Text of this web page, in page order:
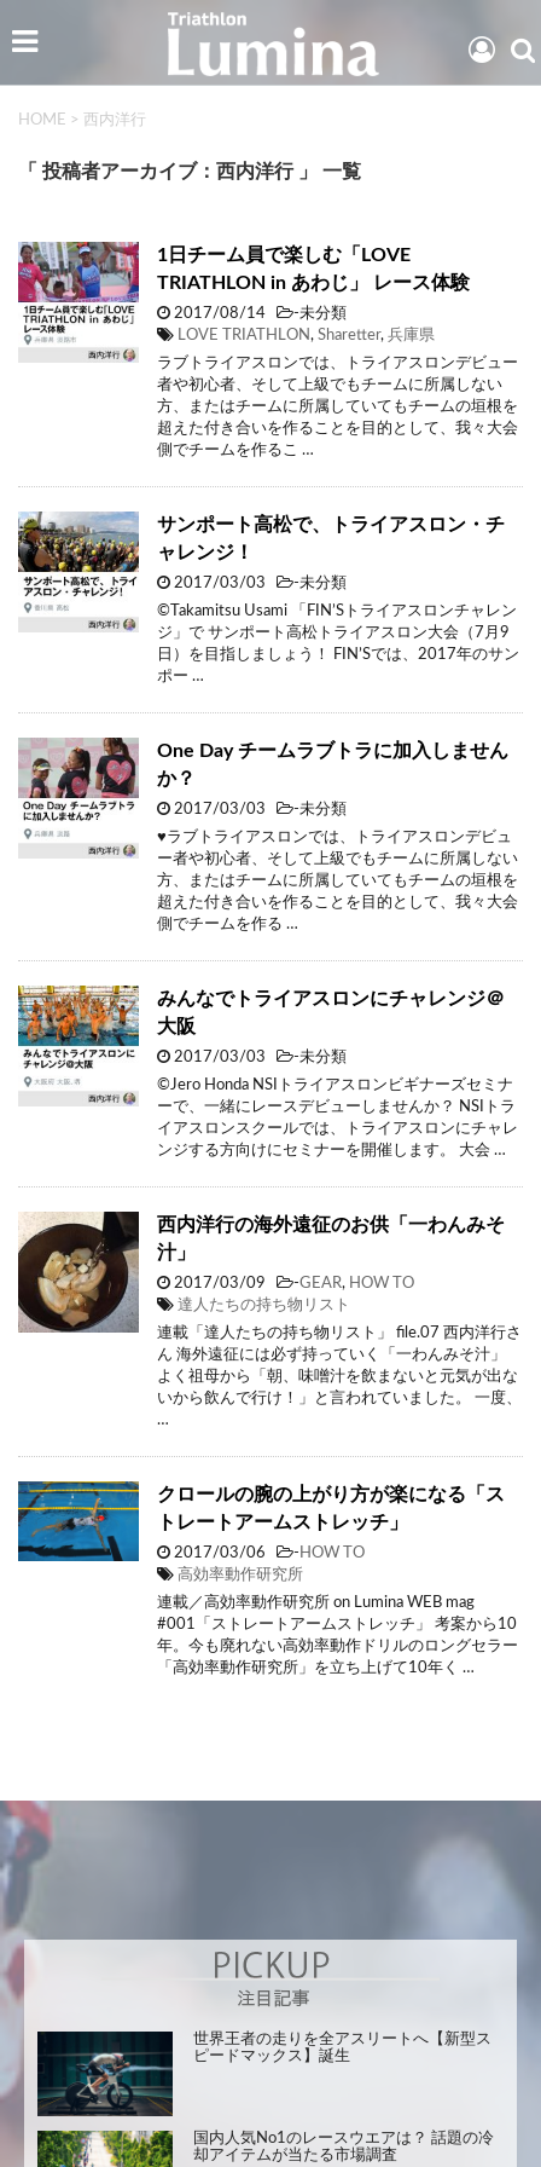
HOME > 西内洋行
「 投稿者アーカイブ：西内洋行 」 一覧
1日チーム員で楽しむ「LOVE
TRIATHLON in あわじ」 レース体験
2017/08/14
-未分類
LOVE TRIATHLON, Sharetter, 兵庫県
ラブトライアスロンでは、トライアスロンデビュー
者や初心者、そして上級でもチームに所属しない
方、またはチームに所属していてもチームの垣根を
超えた付き合いを作ることを目的として、我々大会
側でチームを作るこ …
サンポート高松で、トライアスロン・チ
ャレンジ！
2017/03/03
-未分類
©Takamitsu Usami 「FIN’Sトライアスロンチャレン
ジ」で サンポート高松トライアスロン大会（7月9
日）を目指しましょう！ FIN’Sでは、2017年のサン
ポー …
One Day チームラブトラに加入しません
か？
2017/03/03
-未分類
♥ラブトライアスロンでは、トライアスロンデビュ
ー者や初心者、そして上級でもチームに所属しない
方、またはチームに所属していてもチームの垣根を
超えた付き合いを作ることを目的として、我々大会
側でチームを作る …
みんなでトライアスロンにチャレンジ＠
大阪
2017/03/03
-未分類
©Jero Honda NSIトライアスロンビギナーズセミナ
ーで、一緒にレースデビューしませんか？ NSIトラ
イアスロンスクールでは、トライアスロンにチャレ
ンジする方向けにセミナーを開催します。 大会 …
西内洋行の海外遠征のお供「一わんみそ
汁」
2017/03/09 -GEAR, HOW TO
達人たちの持ち物リスト
連載「達人たちの持ち物リスト」 file.07 西内洋行さ
ん 海外遠征には必ず持っていく「一わんみそ汁」
よく祖母から「朝、味噌汁を飲まないと元気が出な
いから飲んで行け！」と言われていました。 一度、
…
クロールの腕の上がり方が楽になる「ス
トレートアームストレッチ」
2017/03/06 - HOW TO
高効率動作研究所
連載／高効率動作研究所 on Lumina WEB mag
#001「ストレートアームストレッチ」 考案から10
年。今も廃れない高効率動作ドリルのロングセラー
「高効率動作研究所」を立ち上げて10年く …
世界王者の走りを全アスリートへ【新型ス
ピードマックス】誕生
国内人気No1のレースウエアは？ 話題の冷
却アイテムが当たる市場調査